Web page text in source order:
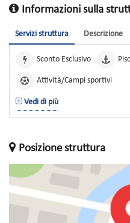
Informazioni sulla
Servizi struttura Descrizione
Sconto Esclusivo
Attività/Campi sportivi
Vedi di più
Posizione struttura